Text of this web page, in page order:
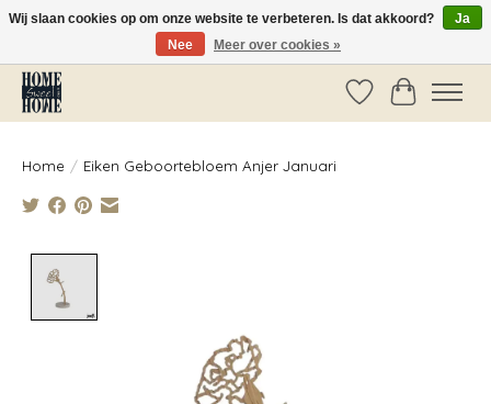
Vóór 14:00 besteld, dezelfde dag verzonden!
Verlanglijst
Home / Eiken Geboortebloem Anjer Januari
Wij slaan cookies op om onze website te verbeteren. Is dat akkoord?
Ja
Nee
Meer over cookies »